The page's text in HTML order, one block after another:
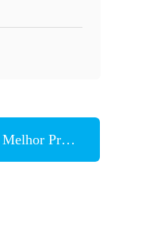
Preço